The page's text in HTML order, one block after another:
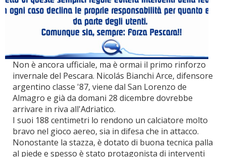
Non è ancora ufficiale, ma è ormai il primo rinforzo
invernale del Pescara. Nicolás Bianchi Arce, difensore
argentino classe '87, viene dal San Lorenzo de
Almagro e già da domani 28 dicembre dovrebbe
arrivare in riva all'Adriatico.
I suoi 188 centimetri lo rendono un calciatore molto
bravo nel gioco aereo, sia in difesa che in attacco.
Nonostante la stazza, è dotato di buona tecnica palla
al piede e spesso è stato protagonista di interventi